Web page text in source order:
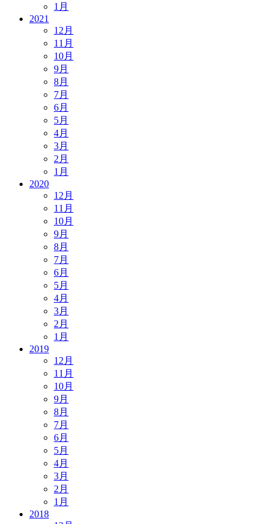
1月
2021
12月
11月
10月
9月
8月
7月
6月
5月
4月
3月
2月
1月
2020
12月
11月
10月
9月
8月
7月
6月
5月
4月
3月
2月
1月
2019
12月
11月
10月
9月
8月
7月
6月
5月
4月
3月
2月
1月
2018